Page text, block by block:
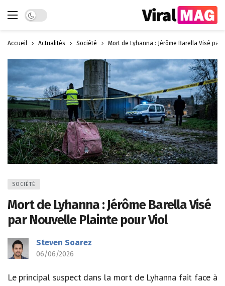
Dark mode
Accueil Actualités Société Mort de Lyhanna : Jérôme Barella Visé par
SOCIÉTÉ
Mort de Lyhanna : Jérôme Barella Visé
par Nouvelle Plainte pour Viol
Steven Soarez
06/06/2026
Le principal suspect dans la mort de Lyhanna fait face à